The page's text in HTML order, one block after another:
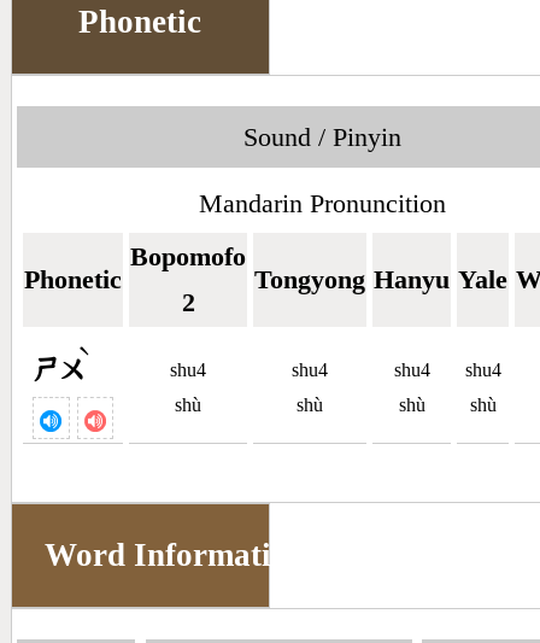
Phonetic
Sound / Pinyin
Mandarin Pronuncition
Phonetic
Bopomofo
2
Tongyong Hanyu Yale
ㄕㄨ
ˋ
shu4
shù
shu4
shù
shu4
shù
shu4
shù
Word Information